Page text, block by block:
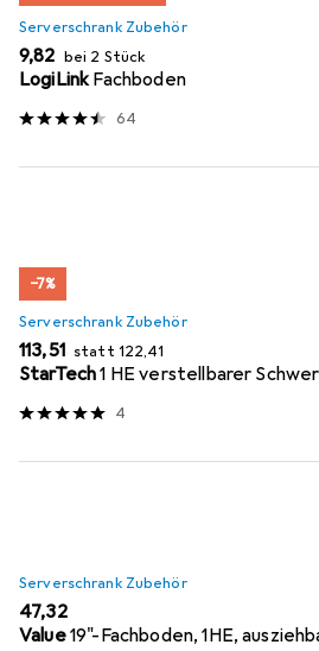
Serverschrank Zubehör
EUR
9,82 bei 2 Stück
LogiLinkFachboden
64
−7%
Serverschrank Zubehör
EUR
113,51 statt EUR
122,41
StarTech1 HE verstellbarer
4
Serverschrank Zubehör
EUR
47,32
Value19"-Fachboden, 1HE,